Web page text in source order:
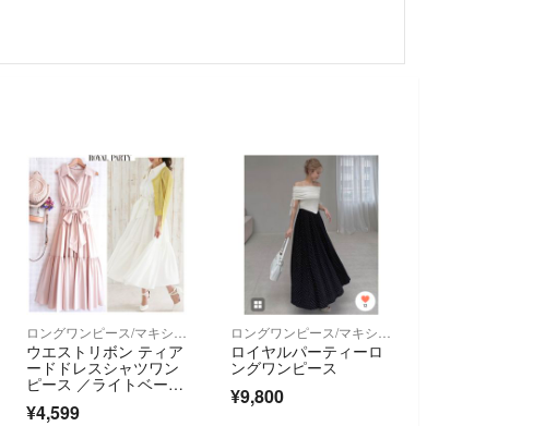
ウエストリボン ティア
ードドレスシャツワン
ピース ／ライトベージ
ュ
¥4,599
ロイヤルパーティーロ
ングワンピース
¥9,800